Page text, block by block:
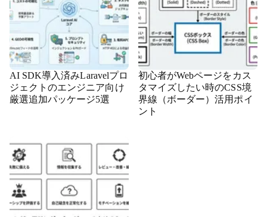
AI SDK導入済みLaravelプロ
ジェクトのエンジニア向け
厳選追加パッケージ5選
初心者がWebページをカス
タマイズしたい時のCSS境
界線（ボーダー）活用ポイ
ント